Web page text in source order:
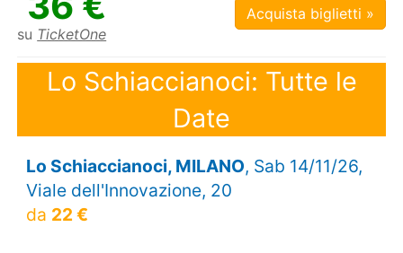
su TicketOne
Acquista biglietti »
Lo Schiaccianoci: Tutte le
Date
Lo Schiaccianoci, MILANO, Sab 14/11/26,
Viale dell'Innovazione, 20
da 22 €